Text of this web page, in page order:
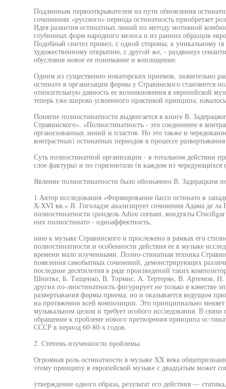
Подлинным первооткрывателем на пути обновления
сочинениях «русского» периода остинатность приобретает
Идея развития остинатных линий по методу мотивной
глубинных форм народного мелоса и из ранних образцов
Подобный синтез привел, с одной стороны, к уникальному (в
художественному открытию, с другой же, - раздвинул
обусловив новое ее понимание и воплощение.
Одним из существенно новаторских приемов, значительно
остинато в организации формы у Стравинского становится
относительную давность ее возникновения в европейской
теперь уже широко усвоенного практикой принципа,
Понятие полиостинатности выдвигается в книге В.
Стравинского». «Полиостинатностъ - это соединение в
организованных линий и пластов. Но это также и
контрастных) остинатных периодов в процессе
Суть полиостинатной организации - в тотальном действии
слое фактуры) и по горизонтали (в каждом из чередующихся
Явление полиостинатности было обозначено В. Задерацким
1 Автор исследования «Формирование бассо остинато в
X-XVI вв.» JI. Гоголадзе анализирует сочинения Адама де ла
полиостинатности (рондель Adieu cornant, кондукты
них полиостинато - одноаффектность,
нию к музыке Стравинского и прослежено в рамках его
полиостинатности и особенности действия ее в музыке
времени мало изученными. Полио-стинатная техника
появления самобытных сочинений, демонстрирующих
последние десятилетия в ряде произведений таких
Шнитке, Б. Тищенко, В. Тормис, А. Тертерян, В. Артемов,
других по-лиостинатность фигурирует не только в качестве
развертывания формы приема, но и оказывается ведущим
на протяжении всей композиции. Это принципиально
музыкальном целом и требует особого исследования. В связи
обращение к проблеме нового претворения принципа ос-
СССР в период 60-80-х годов.
2. Степень изученности проблемы.
Огромная роль остинатности в музыке XX века
этому принципу в европейской музыке с двадцатым может
утверждение одного образа, результат его действия —